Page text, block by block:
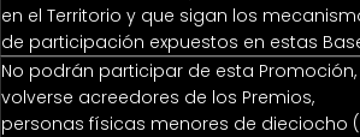
en el Territorio y que sigan los
de participación expuestos en estas
No podrán participar de esta Promoción,
volverse acreedores de los Premios,
personas físicas menores de dieciocho